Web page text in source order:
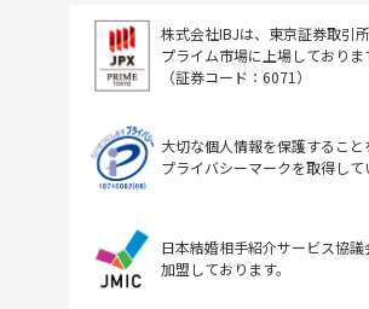
株式会社IBJは、東京証券取引所
プライム市場に上場しておりま
（証券コード：6071）
大切な個人情報を保護すること
プライバシーマークを取得して
日本結婚相手紹介サービス協議
加盟しております。